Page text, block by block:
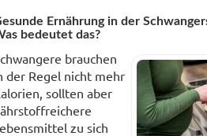
Ernährung in der
bedeutet das?
brauchen
der Regel nicht mehr
sollten aber
zu sich